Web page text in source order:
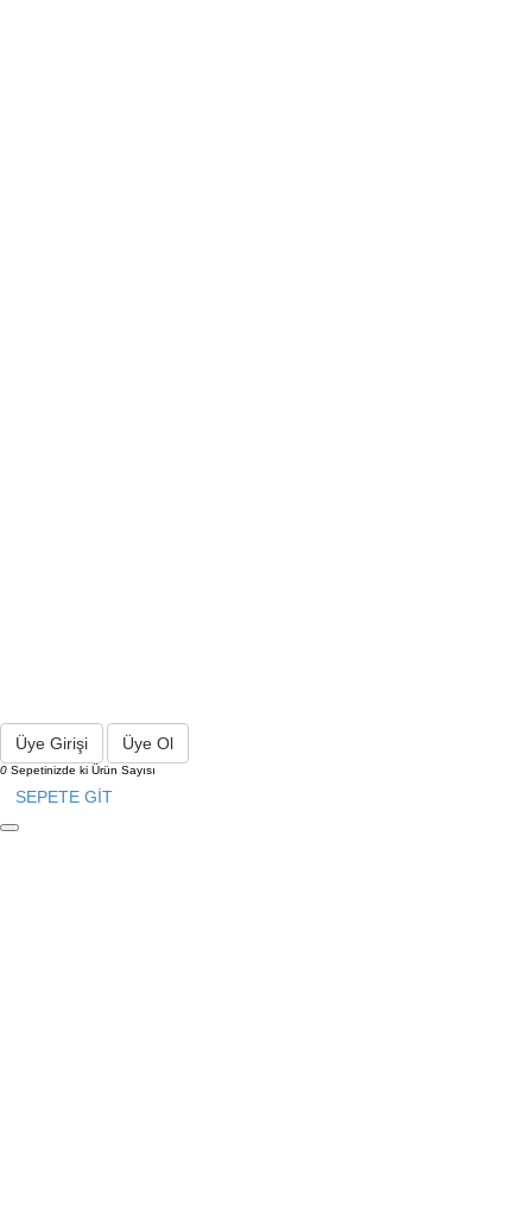
Üye Girişi Üye Ol
0 Sepetinizde ki Ürün Sayısı
SEPETE GİT